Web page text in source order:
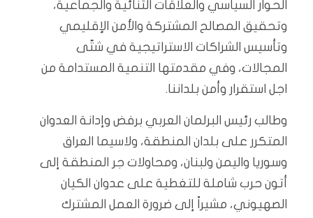
الحوار السياسي والعلاقات الثنائية والجماعية،
وتحقيق المصالح المشتركة والأمن الإقليمي
وتأسيس الشراكات الاستراتيجية في شتّى
المجالات، وفي مقدمتها التنمية المستدامة من
اجل استقرار وأمن بلداننا.
وطالب رئيس البرلمان العربي برفض وإدانة العدوان
المتكرر على بلدان المنطقة، ولاسيما العراق
وسوريا واليمن ولبنان، ومحاولات جر المنطقة إلى
أتون حرب شاملة للتغطية على عدوان الكيان
الصهيوني، مشيراً إلى ضرورة العمل المشترك